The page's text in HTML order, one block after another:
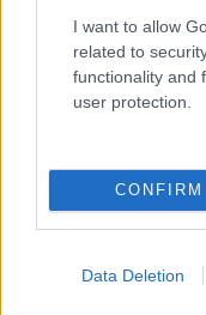
I want to allow
related to
functionality and
user protection.
CONFIRM
Data Deletion
érkezik a
A film jelenleg is
hozzá új infóként